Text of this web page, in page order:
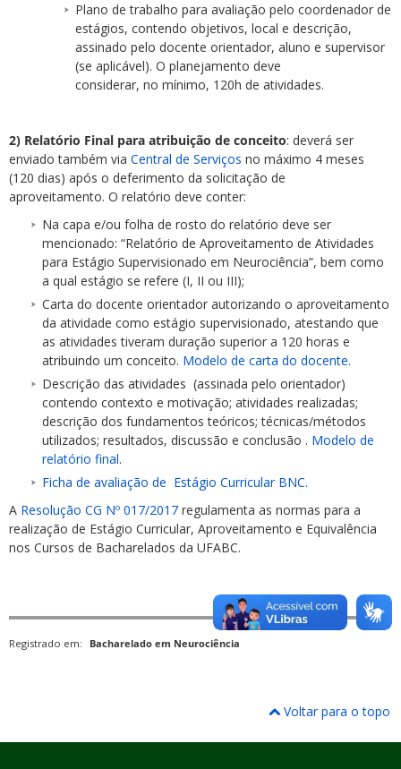
Plano de trabalho para avaliação pelo coordenador de
estágios, contendo objetivos, local e descrição,
assinado pelo docente orientador, aluno e supervisor
(se aplicável). O planejamento deve
considerar, no mínimo, 120h de atividades.
2) Relatório Final para atribuição de conceito: deverá ser
enviado também via Central de Serviços no máximo 4 meses
(120 dias) após o deferimento da solicitação de
aproveitamento. O relatório deve conter:
Na capa e/ou folha de rosto do relatório deve ser
mencionado: “Relatório de Aproveitamento de Atividades
para Estágio Supervisionado em Neurociência”, bem como
a qual estágio se refere (I, II ou III);
Carta do docente orientador autorizando o aproveitamento
da atividade como estágio supervisionado, atestando que
as atividades tiveram duração superior a 120 horas e
atribuindo um conceito. Modelo de carta do docente.
Descrição das atividades (assinada pelo orientador)
contendo contexto e motivação; atividades realizadas;
descrição dos fundamentos teóricos; técnicas/métodos
utilizados; resultados, discussão e conclusão . Modelo de
relatório final.
Ficha de avaliação de Estágio Curricular BNC.
A Resolução CG Nº 017/2017 regulamenta as normas para a
realização de Estágio Curricular, Aproveitamento e Equivalência
nos Cursos de Bacharelados da UFABC.
Registrado em: Bacharelado em Neurociência
Voltar para o topo